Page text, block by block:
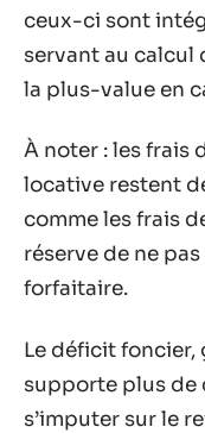
ceux-ci sont
servant au calcul
la plus-value en
À noter : les frais
locative restent
comme les frais
réserve de ne
forfaitaire.
Le déficit foncier,
supporte plus de
s’imputer sur le